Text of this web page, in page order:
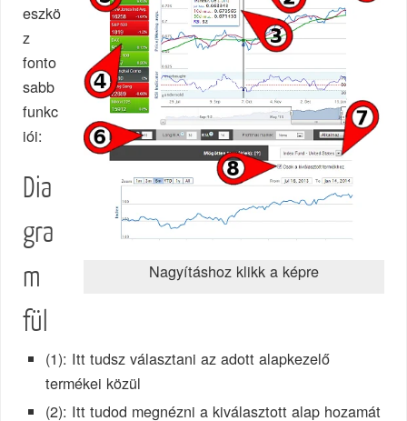
Nagyításhoz klikk a képre
eszkö
z
fonto
sabb
funkc
iói:
Dia
gra
m
fül
(1): Itt tudsz választani az adott alapkezelő
termékei közül
(2): Itt tudod megnézni a kiválasztott alap hozamát